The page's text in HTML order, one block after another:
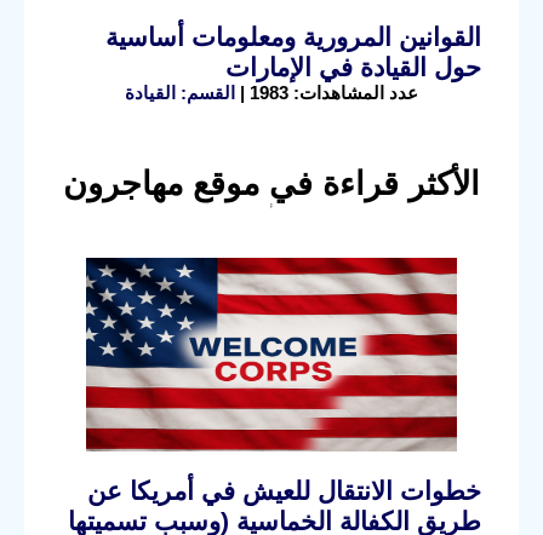
القوانين المرورية ومعلومات أساسية
حول القيادة في الإمارات
عدد المشاهدات: 1983 | القسم: القيادة
الأكثر قراءة في موقع مهاجرون
خطوات الانتقال للعيش في أمريكا عن
طريق الكفالة الخماسية (وسبب تسميتها